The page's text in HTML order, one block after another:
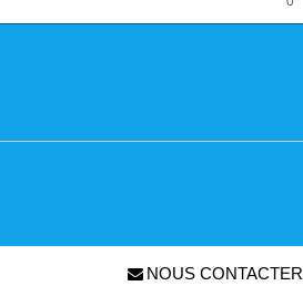
NOUS CONTACTER